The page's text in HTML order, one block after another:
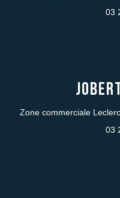
03
Zone commerciale
03